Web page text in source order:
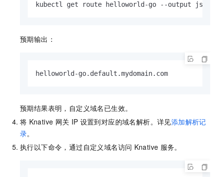
kubectl get route helloworld-go --output
预期输出：
helloworld-go.default.mydomain.com
预期结果表明，自定义域名已生效。
将 Knative 网关 IP 设置到对应的域名解析。 详见添加解析记
录。
执行以下命令，通过自定义域名访问 Knative 服务。